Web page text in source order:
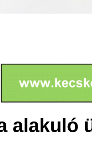
alakuló